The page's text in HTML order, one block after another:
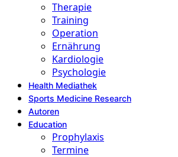
Therapie
Training
Operation
Ernährung
Kardiologie
Psychologie
Health Mediathek
Sports Medicine Research
Autoren
Education
Prophylaxis
Termine